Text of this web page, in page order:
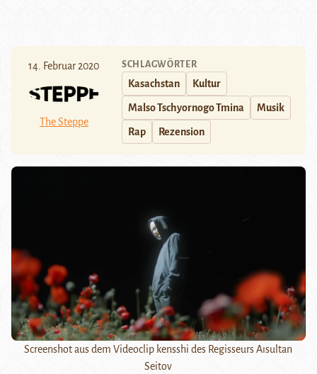
14. Februar 2020
The Steppe
SCHLAGWÖRTER
Kasachstan Kultur
Malso Tschyornogo Tmina Musik
Rap Rezension
Screenshot aus dem Videoclip kensshi des Regisseurs Aısultan
Seitov